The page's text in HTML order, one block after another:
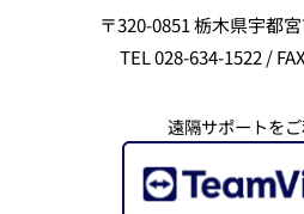
〒320-0851 栃木県宇都
TEL 028-634-1522 /
遠隔サポートを